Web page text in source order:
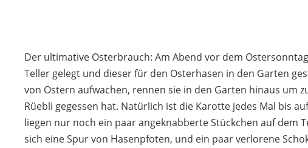
Der ultimative Osterbrauch: Am Abend vor dem
Teller gelegt und dieser für den Osterhasen in den Garten
von Ostern aufwachen, rennen sie in den Garten hinaus um
Rüebli gegessen hat. Natürlich ist die Karotte jedes Mal bis
liegen nur noch ein paar angeknabberte Stückchen auf dem
sich eine Spur von Hasenpfoten, und ein paar verlorene